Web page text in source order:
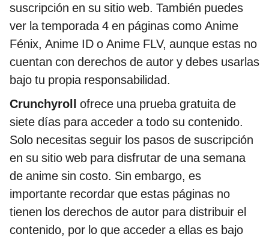
suscripción en su sitio web. También puedes
ver la temporada 4 en páginas como Anime
Fénix, Anime ID o Anime FLV, aunque estas no
cuentan con derechos de autor y debes usarlas
bajo tu propia responsabilidad.
Crunchyroll ofrece una prueba gratuita de
siete días para acceder a todo su contenido.
Solo necesitas seguir los pasos de suscripción
en su sitio web para disfrutar de una semana
de anime sin costo. Sin embargo, es
importante recordar que estas páginas no
tienen los derechos de autor para distribuir el
contenido, por lo que acceder a ellas es bajo